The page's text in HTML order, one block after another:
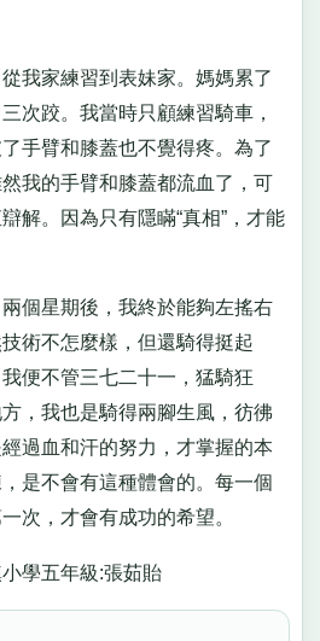
家練習到表妹家。媽媽累了
次跤。我當時只顧練習騎車，
手臂和膝蓋也不覺得疼。為了
我的手臂和膝蓋都流血了，可
解。因為只有隱瞞“真相”，才能
星期後，我終於能夠左搖右
術不怎麼樣，但還騎得挺起
便不管三七二十一，猛騎狂
，我也是騎得兩腳生風，彷彿
過血和汗的努力，才掌握的本
是不會有這種體會的。每一個
次，才會有成功的希望。
學五年級:張茹貽